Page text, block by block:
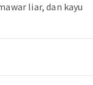
liar, dan kayu